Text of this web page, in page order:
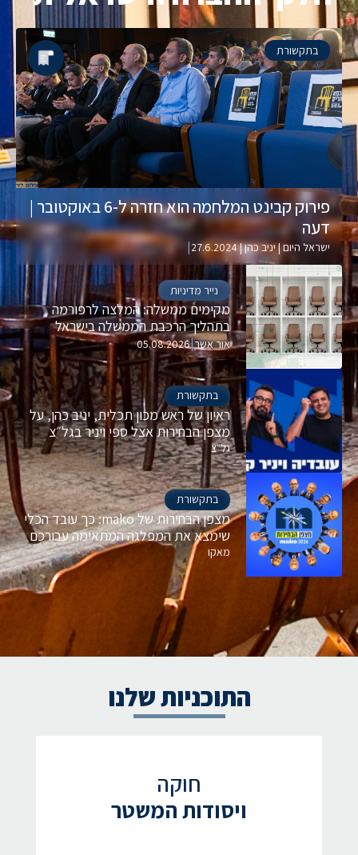
נייר מדיניות
מקימים ממשלה: המלצה לרפורמה
בתהליך הרכבת הממשלה בישראל
אור אשר|
05.08.2026
בתקשורת
ראיון של ראש מכון תכלית, יניב כהן, על
מצפן הבחירות אצל ספי ויניר בגל״צ
גל״צ
בתקשורת
מצפן הבחירות של mako: כך עובד הכלי
שימצא את המפלגה המתאימה עבורכם
מאקו
בתקשורת
פירוק קבינט המלחמה הוא חזרה ל-6 באוקטובר |
דעה
ישראל היום | יניב כהן | 27.6.2024 |
התוכניות שלנו
חוקה
ויסודות המשטר